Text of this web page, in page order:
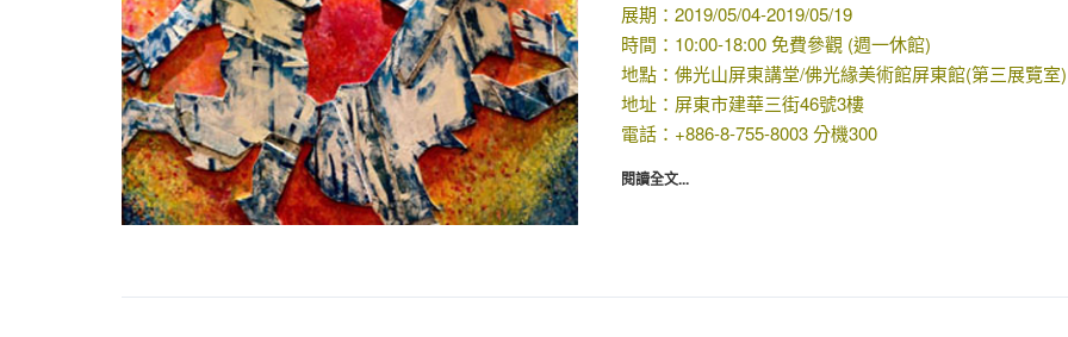
展期：2019/05/04-2019/05/19
時間：10:00-18:00 免費參觀 (週一休館)
地點：佛光山屏東講堂/佛光緣美術館屏東館(第三展覽室)
地址：屏東市建華三街46號3樓
電話：+886-8-755-8003 分機300
閱讀全文...